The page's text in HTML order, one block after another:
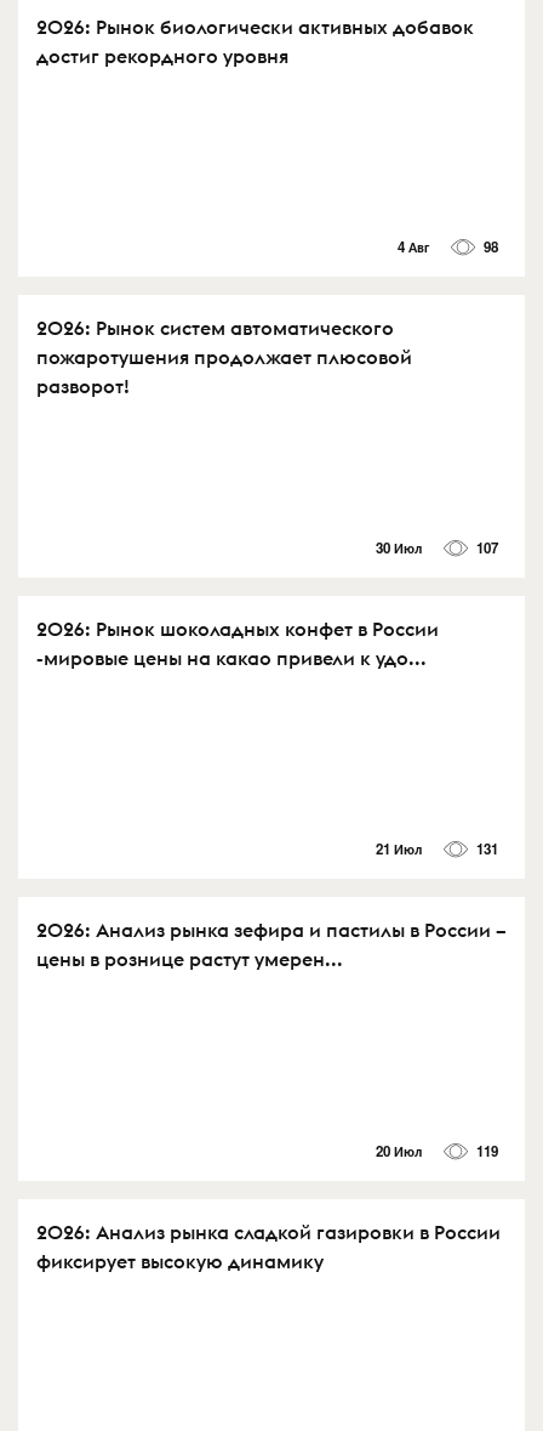
2026: Рынок биологически активных добавок
достиг рекордного уровня
4 Авг 98
2026: Рынок систем автоматического
пожаротушения продолжает плюсовой
разворот!
30 Июл 107
2026: Рынок шоколадных конфет в России
-мировые цены на какао привели к удо...
21 Июл 131
2026: Анализ рынка зефира и пастилы в России –
цены в рознице растут умерен...
20 Июл 119
2026: Анализ рынка сладкой газировки в России
фиксирует высокую динамику